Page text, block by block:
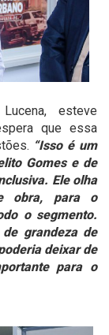
esteve
que essa
“Isso é um
Gomes e de
Ele olha
obra, para o
o segmento.
grandeza de
deixar de
para o